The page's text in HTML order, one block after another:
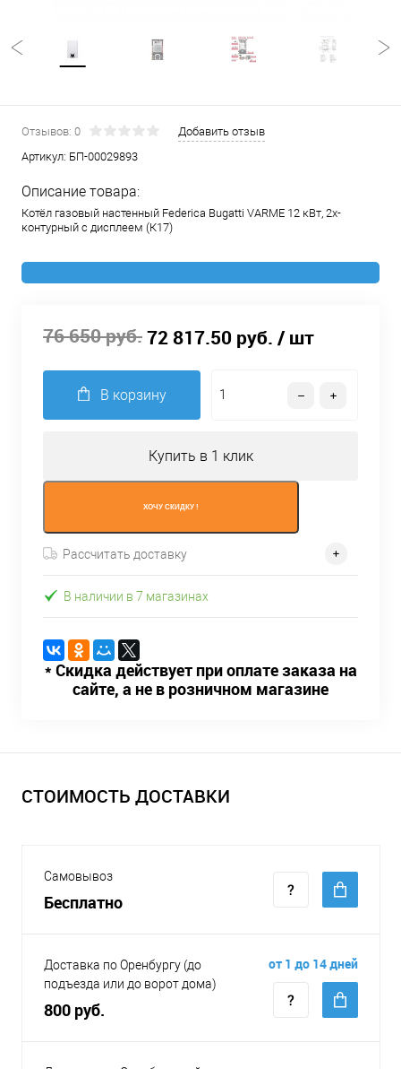
Отзывов: 0
Добавить отзыв
Артикул: БП-00029893
Описание товара:
Котёл газовый настенный Federica Bugatti VARME 12 кВт, 2х-
контурный с дисплеем (К17)
76 650 руб.72 817.50 руб. / шт
В корзину
Купить в 1 клик
ХОЧУ СКИДКУ !
Рассчитать доставку
В наличии в 7 магазинах
* Скидка действует при оплате заказа на
сайте, а не в розничном магазине
СТОИМОСТЬ ДОСТАВКИ
Самовывоз
Бесплатно
Доставка по Оренбургу (до
подъезда или до ворот дома)
800 руб.
от 1 до 14 дней